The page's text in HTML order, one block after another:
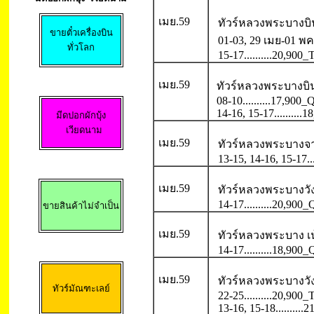
ขายตั๋วเครื่องบิน
ทั่วโลก
มีดปอกผักบุ้ง
เวียดนาม
ขายสินค้าไม่จำเป็น
ทัวร์มัณฑะเลย์
เมย.59
ทัวร์หลวงพระบาง
01-03, 29 เมย-01 พ
15-
เมย.59
ทัวร์หลวงพระบางบิ
08-
14-16, 15-
เมย.59
ทัวร์หลวงพระบางจ
13-15, 14-16, 15-
เมย.59
ทัวร์หลวงพระบางวั
14-
เมย.59
ทัวร์หลวงพระบาง
14-
เมย.59
ทัวร์หลวงพระบางวั
22-
13-16, 15-